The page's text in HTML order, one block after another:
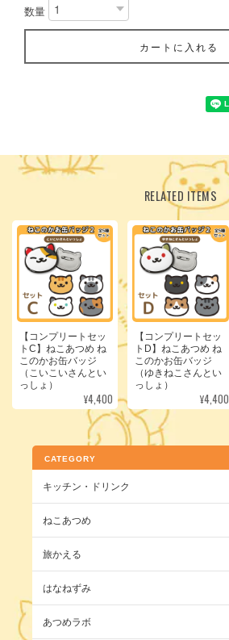
数量
カートに入れる
RELATED ITEMS
【コンプリートセッ
トC】ねこあつめ ね
このかお缶バッジ
（こいこいさんとい
っしょ）
¥4,400
【コンプリートセッ
トD】ねこあつめ ね
このかお缶バッジ
（ゆきねこさんとい
っしょ）
¥4,400
CATEGORY
キッチン・ドリンク
ねこあつめ
旅かえる
はなねずみ
あつめラボ